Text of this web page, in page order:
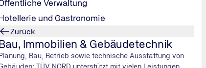
Verwaltung
und Gastronomie
Zurück
Immobilien & Gebäudetechnik
Bau, Betrieb sowie technische Ausstattung von
TÜV NORD unterstützt mit vielen Leistungen.
im Mittelpunkt. Qualifizierte Referenten sorgen für
dem Seminar in Ihrem Arbeitsalltag umzusetzen. Das
des TÜV NORD.
und effizient an konkreten Bedürfnissen der
Berufliche Weiterbildung Region Köln. Die